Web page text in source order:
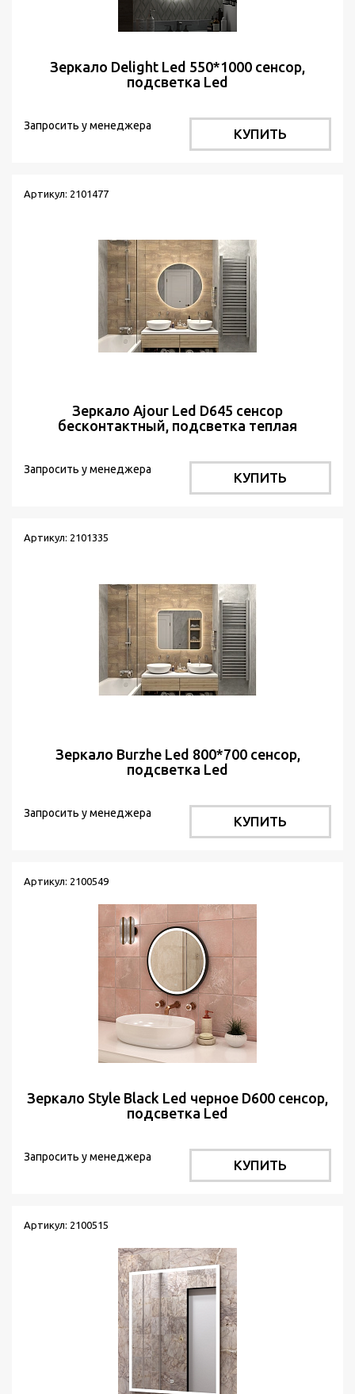
Зеркало Delight Led 550*1000 сенсор,
подсветка Led
Запросить у менеджера
КУПИТЬ
Артикул: 2101477
Зеркало Ajour Led D645 сенсор
бесконтактный, подсветка теплая
Запросить у менеджера
КУПИТЬ
Артикул: 2101335
Зеркало Burzhe Led 800*700 сенсор,
подсветка Led
Запросить у менеджера
КУПИТЬ
Артикул: 2100549
Зеркало Style Black Led черное D600 сенсор,
подсветка Led
Запросить у менеджера
КУПИТЬ
Артикул: 2100515